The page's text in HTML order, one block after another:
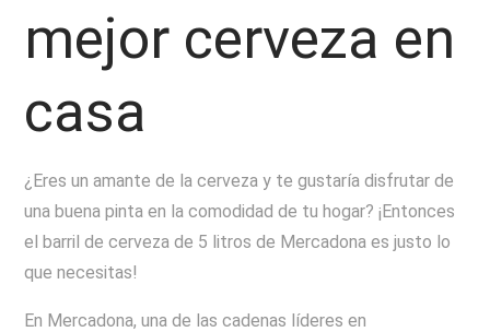
mejor cerveza en
casa
¿Eres un amante de la cerveza y te gustaría disfrutar de
una buena pinta en la comodidad de tu hogar? ¡Entonces
el barril de cerveza de 5 litros de Mercadona es justo lo
que necesitas!
En Mercadona, una de las cadenas líderes en